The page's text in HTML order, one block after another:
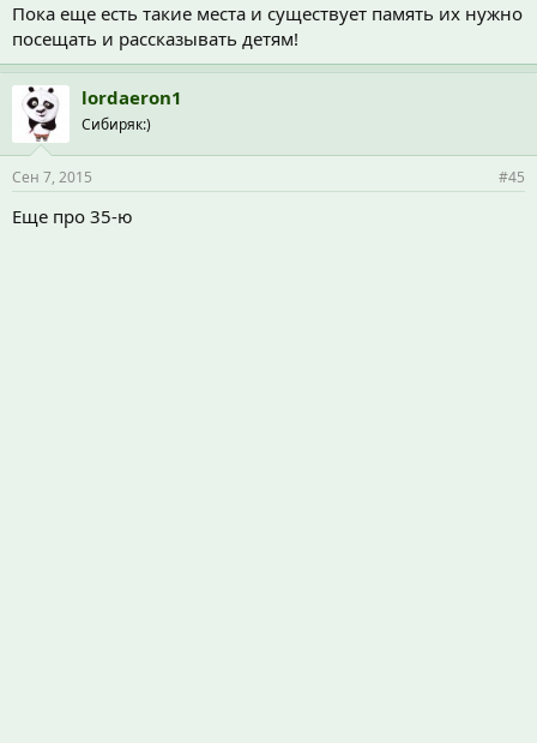
Пока еще есть такие места и существует память их нужно
посещать и рассказывать детям!
lordaeron1
Сибиряк:)
Сен 7, 2015 #45
Еще про 35-ю